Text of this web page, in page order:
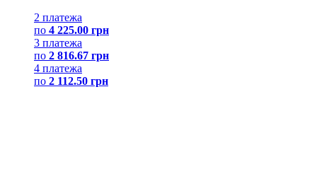
2 платежа
по 4 225.00 грн
3 платежа
по 2 816.67 грн
4 платежа
по 2 112.50 грн